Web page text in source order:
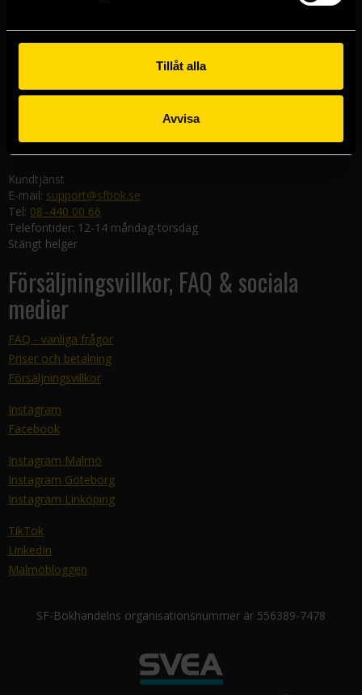
Tillåt alla
Avvisa
Malmöbutiken
582 19 Linköping
Kundtjänst
E-mail: support@sfbok.se
Tel: 08–440 00 66
Telefontider: 12-14 måndag-torsdag
Stängt helger
Försäljningsvillkor, FAQ & sociala
medier
FAQ - vanliga frågor
Priser och betalning
Försäljningsvillkor
Instagram
Facebook
Instagram Malmö
Instagram Göteborg
Instagram Linköping
TikTok
LinkedIn
Malmöbloggen
SF-Bokhandelns organisationsnummer är 556389-7478